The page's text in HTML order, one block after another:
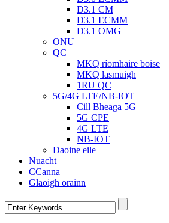
D3.1 CM
D3.1 ECMM
D3.1 OMG
ONU
QC
MKQ ríomhaire boise
MKQ lasmuigh
1RU QC
5G/4G LTE/NB-IOT
Cill Bheaga 5G
5G CPE
4G LTE
NB-IOT
Daoine eile
Nuacht
CCanna
Glaoigh orainn